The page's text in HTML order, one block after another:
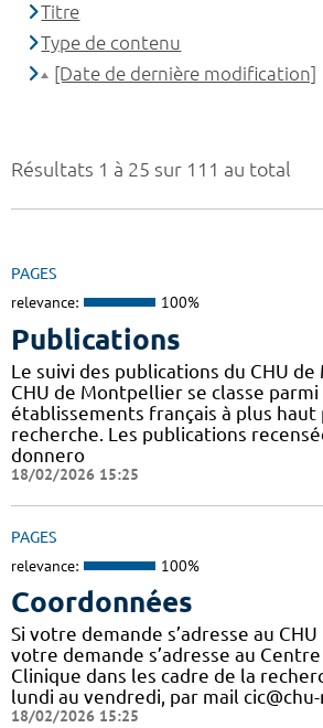
Résultats 1 à 25 sur 111 au total
PAGES
relevance: 100%
Publications
Le suivi des publications du CHU
CHU de Montpellier se classe parmi
établissements français à plus
recherche. Les publications
donnero
18/02/2026 15:25
PAGES
relevance: 100%
Coordonnées
Si votre demande s’adresse au
votre demande s’adresse au
Clinique dans les cadre de la
lundi au vendredi, par mail
18/02/2026 15:25
Titre
Type de contenu
[Date de dernière modification]